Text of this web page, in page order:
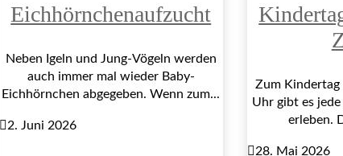
Eichhörnchenaufzucht
Neben Igeln und Jung-Vögeln werden
auch immer mal wieder Baby-
Eichhörnchen abgegeben. Wenn zum...
2. Juni 2026
Zum Kindertag
Uhr gibt es
erleben.
28. Mai 2026